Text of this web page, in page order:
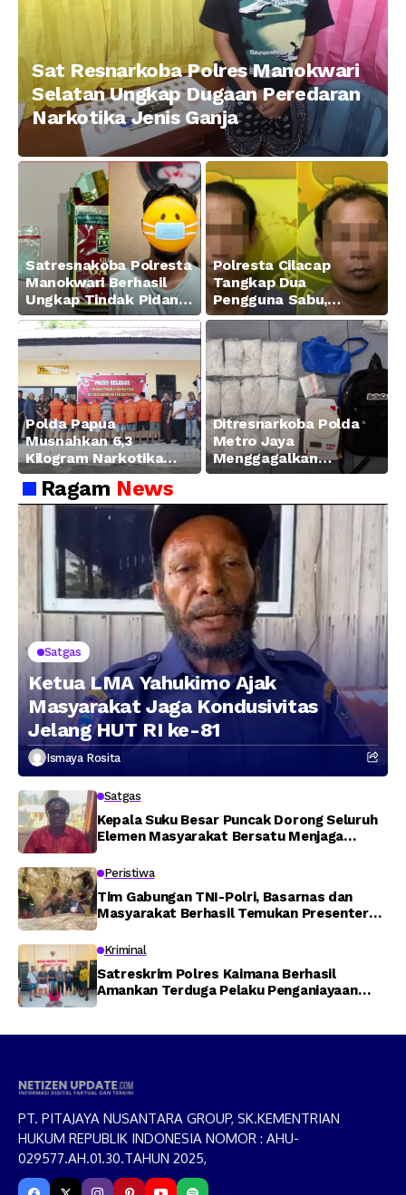
Sat Resnarkoba Polres Manokwari
Selatan Ungkap Dugaan Peredaran
Narkotika Jenis Ganja
Satresnakoba Polresta
Manokwari Berhasil
Ungkap Tindak Pidana
Narkotika Golongan I
Jenis Sabu di Jalan
Swapen Perkebunan
Manokwari
Polresta Cilacap
Tangkap Dua
Pengguna Sabu,
Amankan Paket 0,34
Gram
Polda Papua
Musnahkan 6,3
Kilogram Narkotika
Hasil Pengungkapan
Jaringan Lintas
Wilayah Februari 2026
Ditresnarkoba Polda
Metro Jaya
Menggagalkan
Peredaran Sabu 5,3 Kg
Ragam News
Satgas
Ketua LMA Yahukimo Ajak
Masyarakat Jaga Kondusivitas
Jelang HUT RI ke-81
Ismaya Rosita
Satgas
Kepala Suku Besar Puncak Dorong Seluruh
Elemen Masyarakat Bersatu Menjaga
Peristiwa
Tim Gabungan TNI-Polri, Basarnas dan
Masyarakat Berhasil Temukan Presenter
Memti
Kriminal
Satreskrim Polres Kaimana Berhasil
Amankan Terduga Pelaku Penganiayaan
PT. PITAJAYA NUSANTARA GROUP, SK.KEMENTRIAN
HUKUM REPUBLIK INDONESIA NOMOR : AHU-
029577.AH.01.30.TAHUN 2025,